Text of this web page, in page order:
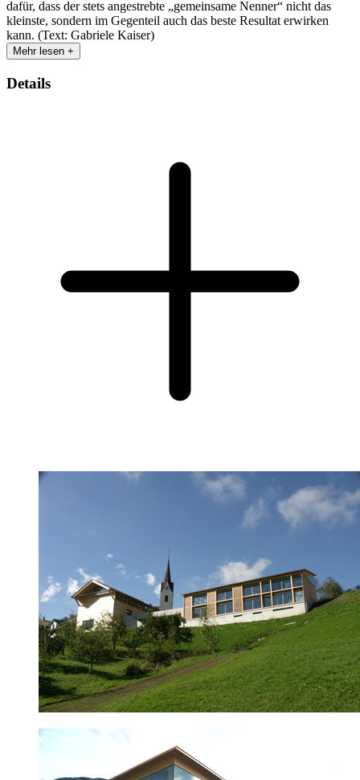
dafür, dass der stets angestrebte „gemeinsame Nenner“ nicht das
kleinste, sondern im Gegenteil auch das beste Resultat erwirken
kann. (Text: Gabriele Kaiser)
Mehr lesen +
Details